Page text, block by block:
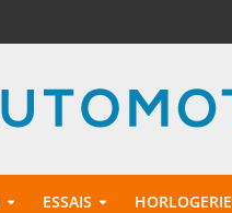
ESSAIS HORLOGERIE